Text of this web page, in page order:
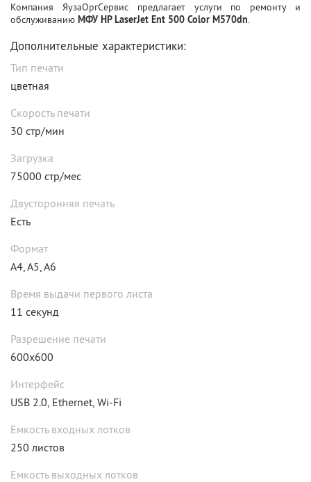
Компания ЯузаОргСервис предлагает услуги по ремонту и
обслуживанию МФУ HP LaserJet Ent 500 Color M570dn.
Дополнительные характеристики:
Тип печати
цветная
Скорость печати
30 стр/мин
Загрузка
75000 стр/мес
Двусторонняя печать
Есть
Формат
A4, A5, A6
Время выдачи первого листа
11 секунд
Разрешение печати
600x600
Интерфейс
USB 2.0, Ethernet, Wi-Fi
Емкость входных лотков
250 листов
Емкость выходных лотков